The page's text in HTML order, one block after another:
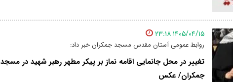
۱۴۰۵/۰۴/۱۵ ۲۳:۱۸
روابط عمومی آستان مقدس مسجد جمکران خبر داد:
تغییر در محل جانمایی اقامه نماز بر پیکر مطهر رهبر شهید در مسجد
جمکران/ عکس